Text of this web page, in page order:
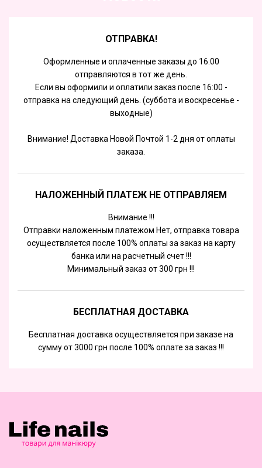
ОТПРАВКА!
Оформленные и оплаченные заказы до 16:00
отправляются в тот же день.
Если вы оформили и оплатили заказ после 16:00 -
отправка на следующий день. (суббота и воскресенье -
выходные)
Внимание! Доставка Новой Почтой 1-2 дня от оплаты
заказа.
НАЛОЖЕННЫЙ ПЛАТЕЖ НЕ ОТПРАВЛЯЕМ
Внимание !!!
Отправки наложенным платежом Нет, отправка товара
осуществляется после 100% оплаты за заказ на карту
банка или на расчетный счет !!!
Минимальный заказ от 300 грн !!!
БЕСПЛАТНАЯ ДОСТАВКА
Бесплатная доставка осуществляется при заказе на
сумму от 3000 грн после 100% оплате за заказ !!!